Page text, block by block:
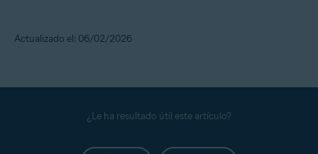
Actualizado el: 06/02/2026
¿Le ha resultado útil este artículo?